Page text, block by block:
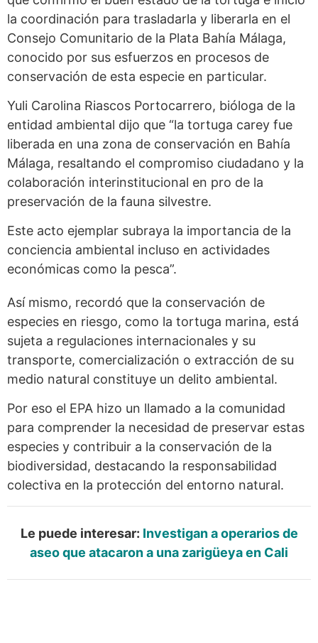
la coordinación para trasladarla y liberarla en el
Consejo Comunitario de la Plata Bahía Málaga,
conocido por sus esfuerzos en procesos de
conservación de esta especie en particular.
Yuli Carolina Riascos Portocarrero, bióloga de la
entidad ambiental dijo que “la tortuga carey fue
liberada en una zona de conservación en Bahía
Málaga, resaltando el compromiso ciudadano y la
colaboración interinstitucional en pro de la
preservación de la fauna silvestre.
Este acto ejemplar subraya la importancia de la
conciencia ambiental incluso en actividades
económicas como la pesca”.
Así mismo, recordó que la conservación de
especies en riesgo, como la tortuga marina, está
sujeta a regulaciones internacionales y su
transporte, comercialización o extracción de su
medio natural constituye un delito ambiental.
Por eso el EPA hizo un llamado a la comunidad
para comprender la necesidad de preservar estas
especies y contribuir a la conservación de la
biodiversidad, destacando la responsabilidad
colectiva en la protección del entorno natural.
Le puede interesar: Investigan a operarios de
aseo que atacaron a una zarigüeya en Cali